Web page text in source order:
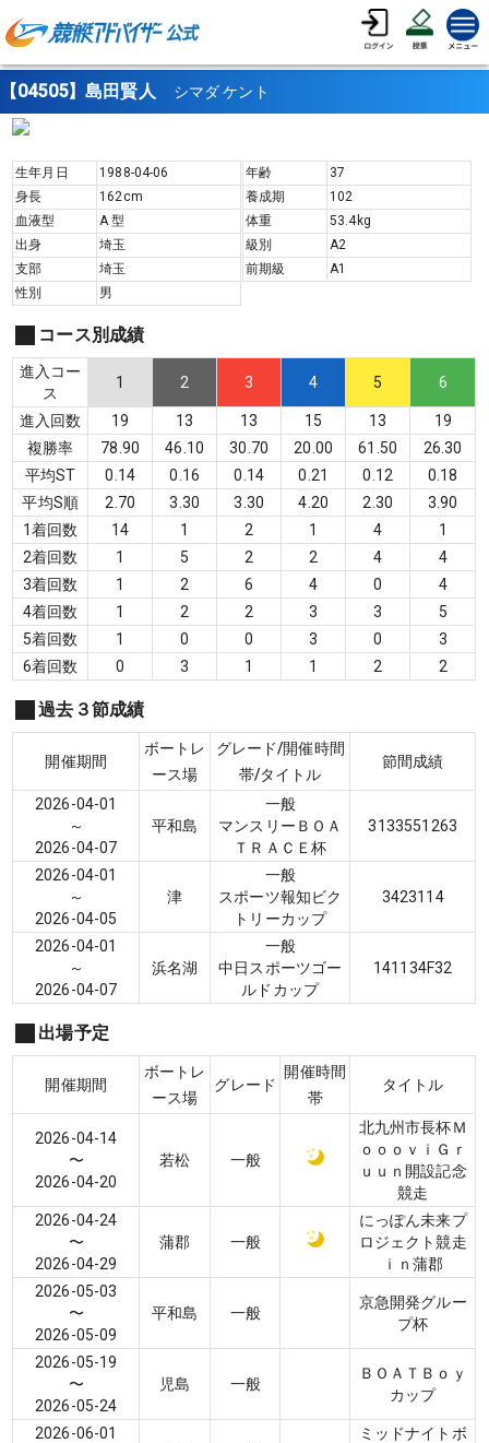
【04505】島田賢人 シマダ ケント
生年月日
1988-04-06
身長
162cm
血液型
A型
出身
埼玉
支部
埼玉
性別
男
年齢
37
養成期
102
体重
53.4kg
級別
A2
前期級
A1
コース別成績
進入コー
ス
1 2 3 4 5 6
進入回数 19 13 13 15 13
19
複勝率
78.90 46.10 30.70 20.00 61.50
26.30
平均ST
0.14 0.16 0.14 0.21 0.12
0.18
平均S順
2.70 3.30 3.30 4.20 2.30
3.90
1着回数
14 1 2 1 4
1
2着回数
1 5 2 2 4
4
3着回数
1 2 6 4 0
4
4着回数
1 2 2 3 3
5
5着回数
1 0 0 3 0
3
6着回数
0 3 1 1 2 2
過去３節成績
開催期間
ボートレ
ース場
グレード/開催時間
帯/タイトル
節間成績
2026-04-01
～
2026-04-07
平和島
一般
マンスリーＢＯＡ
ＴＲＡＣＥ杯
3133551 263
2026-04-01
～
2026-04-05
津
一般
スポーツ報知ビク
トリーカップ
34231 1 4
2026-04-01
～
2026-04-07
浜名湖
一般
中日スポーツゴー
ルドカップ
141 1 34F32
出場予定
開催期間
ボートレ
ース場
グレード
開催時間
帯
タイトル
2026-04-14
〜
2026-04-20
若松 一般
北九州市長杯Ｍ
ｏｏｏｖｉＧｒ
ｕｕｎ開設記念
競走
2026-04-24
〜
2026-04-29
蒲郡 一般
にっぽん未来プ
ロジェクト競走
ｉｎ蒲郡
2026-05-03
〜
2026-05-09
平和島 一般
京急開発グルー
プ杯
2026-05-19
〜
2026-05-24
児島 一般
ＢＯＡＴＢｏｙ
カップ
2026-06-01
ミッドナイトボ